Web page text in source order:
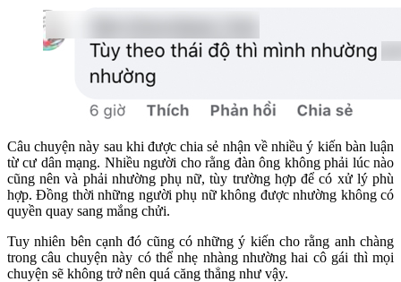
Câu chuyện này sau khi được chia sẻ nhận về nhiều ý kiến bàn luận
từ cư dân mạng. Nhiều người cho rằng đàn ông không phải lúc nào
cũng nên và phải nhường phụ nữ, tùy trường hợp để có xử lý phù
hợp. Đồng thời những người phụ nữ không được nhường không có
quyền quay sang mắng chửi.
Tuy nhiên bên cạnh đó cũng có những ý kiến cho rằng anh chàng
trong câu chuyện này có thể nhẹ nhàng nhường hai cô gái thì mọi
chuyện sẽ không trở nên quá căng thẳng như vậy.